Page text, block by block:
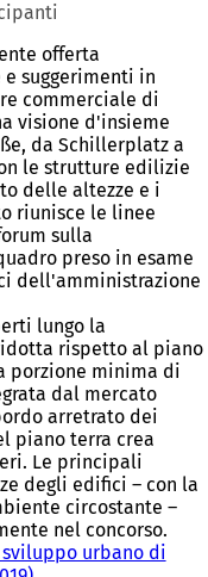
offerta
suggerimenti in
commerciale di
visione d'insieme
da Schillerplatz a
le strutture edilizie
delle altezze e i
riunisce le linee
sulla
preso in esame
dell'amministrazione
lungo la
rispetto al piano
porzione minima di
dal mercato
arretrato dei
piano terra crea
Le principali
degli edifici – con la
circostante –
nel concorso.
urbano di